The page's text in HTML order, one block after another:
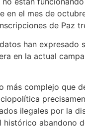
en el mes de
de Paz
han expresado
en la actual
más complejo que
ilegales por la
histórico abandono